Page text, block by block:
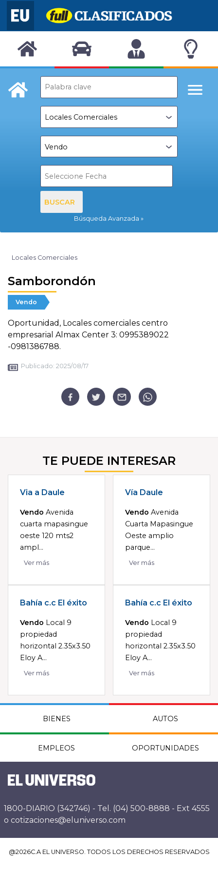
BUSCAR
Búsqueda Avanzada
Locales Comerciales
Samborondón
Vendo
Oportunidad, Locales comerciales centro
empresarial Almax Center 3: 0995389022
-0981386788.
Publicado: 2025/08/17
TE PUEDE INTERESAR
Via a Daule
Vendo Avenida
cuarta mapasingue
oeste 120 mts2
ampl...
Ver más
Vía Daule
Vendo Avenida
Cuarta Mapasingue
Oeste amplio
parque...
Ver más
Bahía c.c El éxito
Vendo Local 9
propiedad
horizontal 2.35x3.50
Eloy A...
Ver más
Bahía c.c El éxito
Vendo Local 9
propiedad
horizontal 2.35x3.50
Eloy A...
Ver más
BIENES AUTOS
EMPLEOS OPORTUNIDADES
1800-DIARIO (342746) - Tel. (04) 500-8888 - Ext 4555
o cotizaciones@eluniverso.com
@2026C.A EL UNIVERSO. TODOS LOS DERECHOS RESERVADOS